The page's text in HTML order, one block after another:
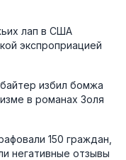
лап в США
экспроприацией
избил бомжа
в романах Золя
150 граждан,
негативные отзывы